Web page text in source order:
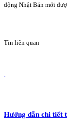
động Nhật Bản mới
Tin liên quan
Hướng dẫn chi tiết